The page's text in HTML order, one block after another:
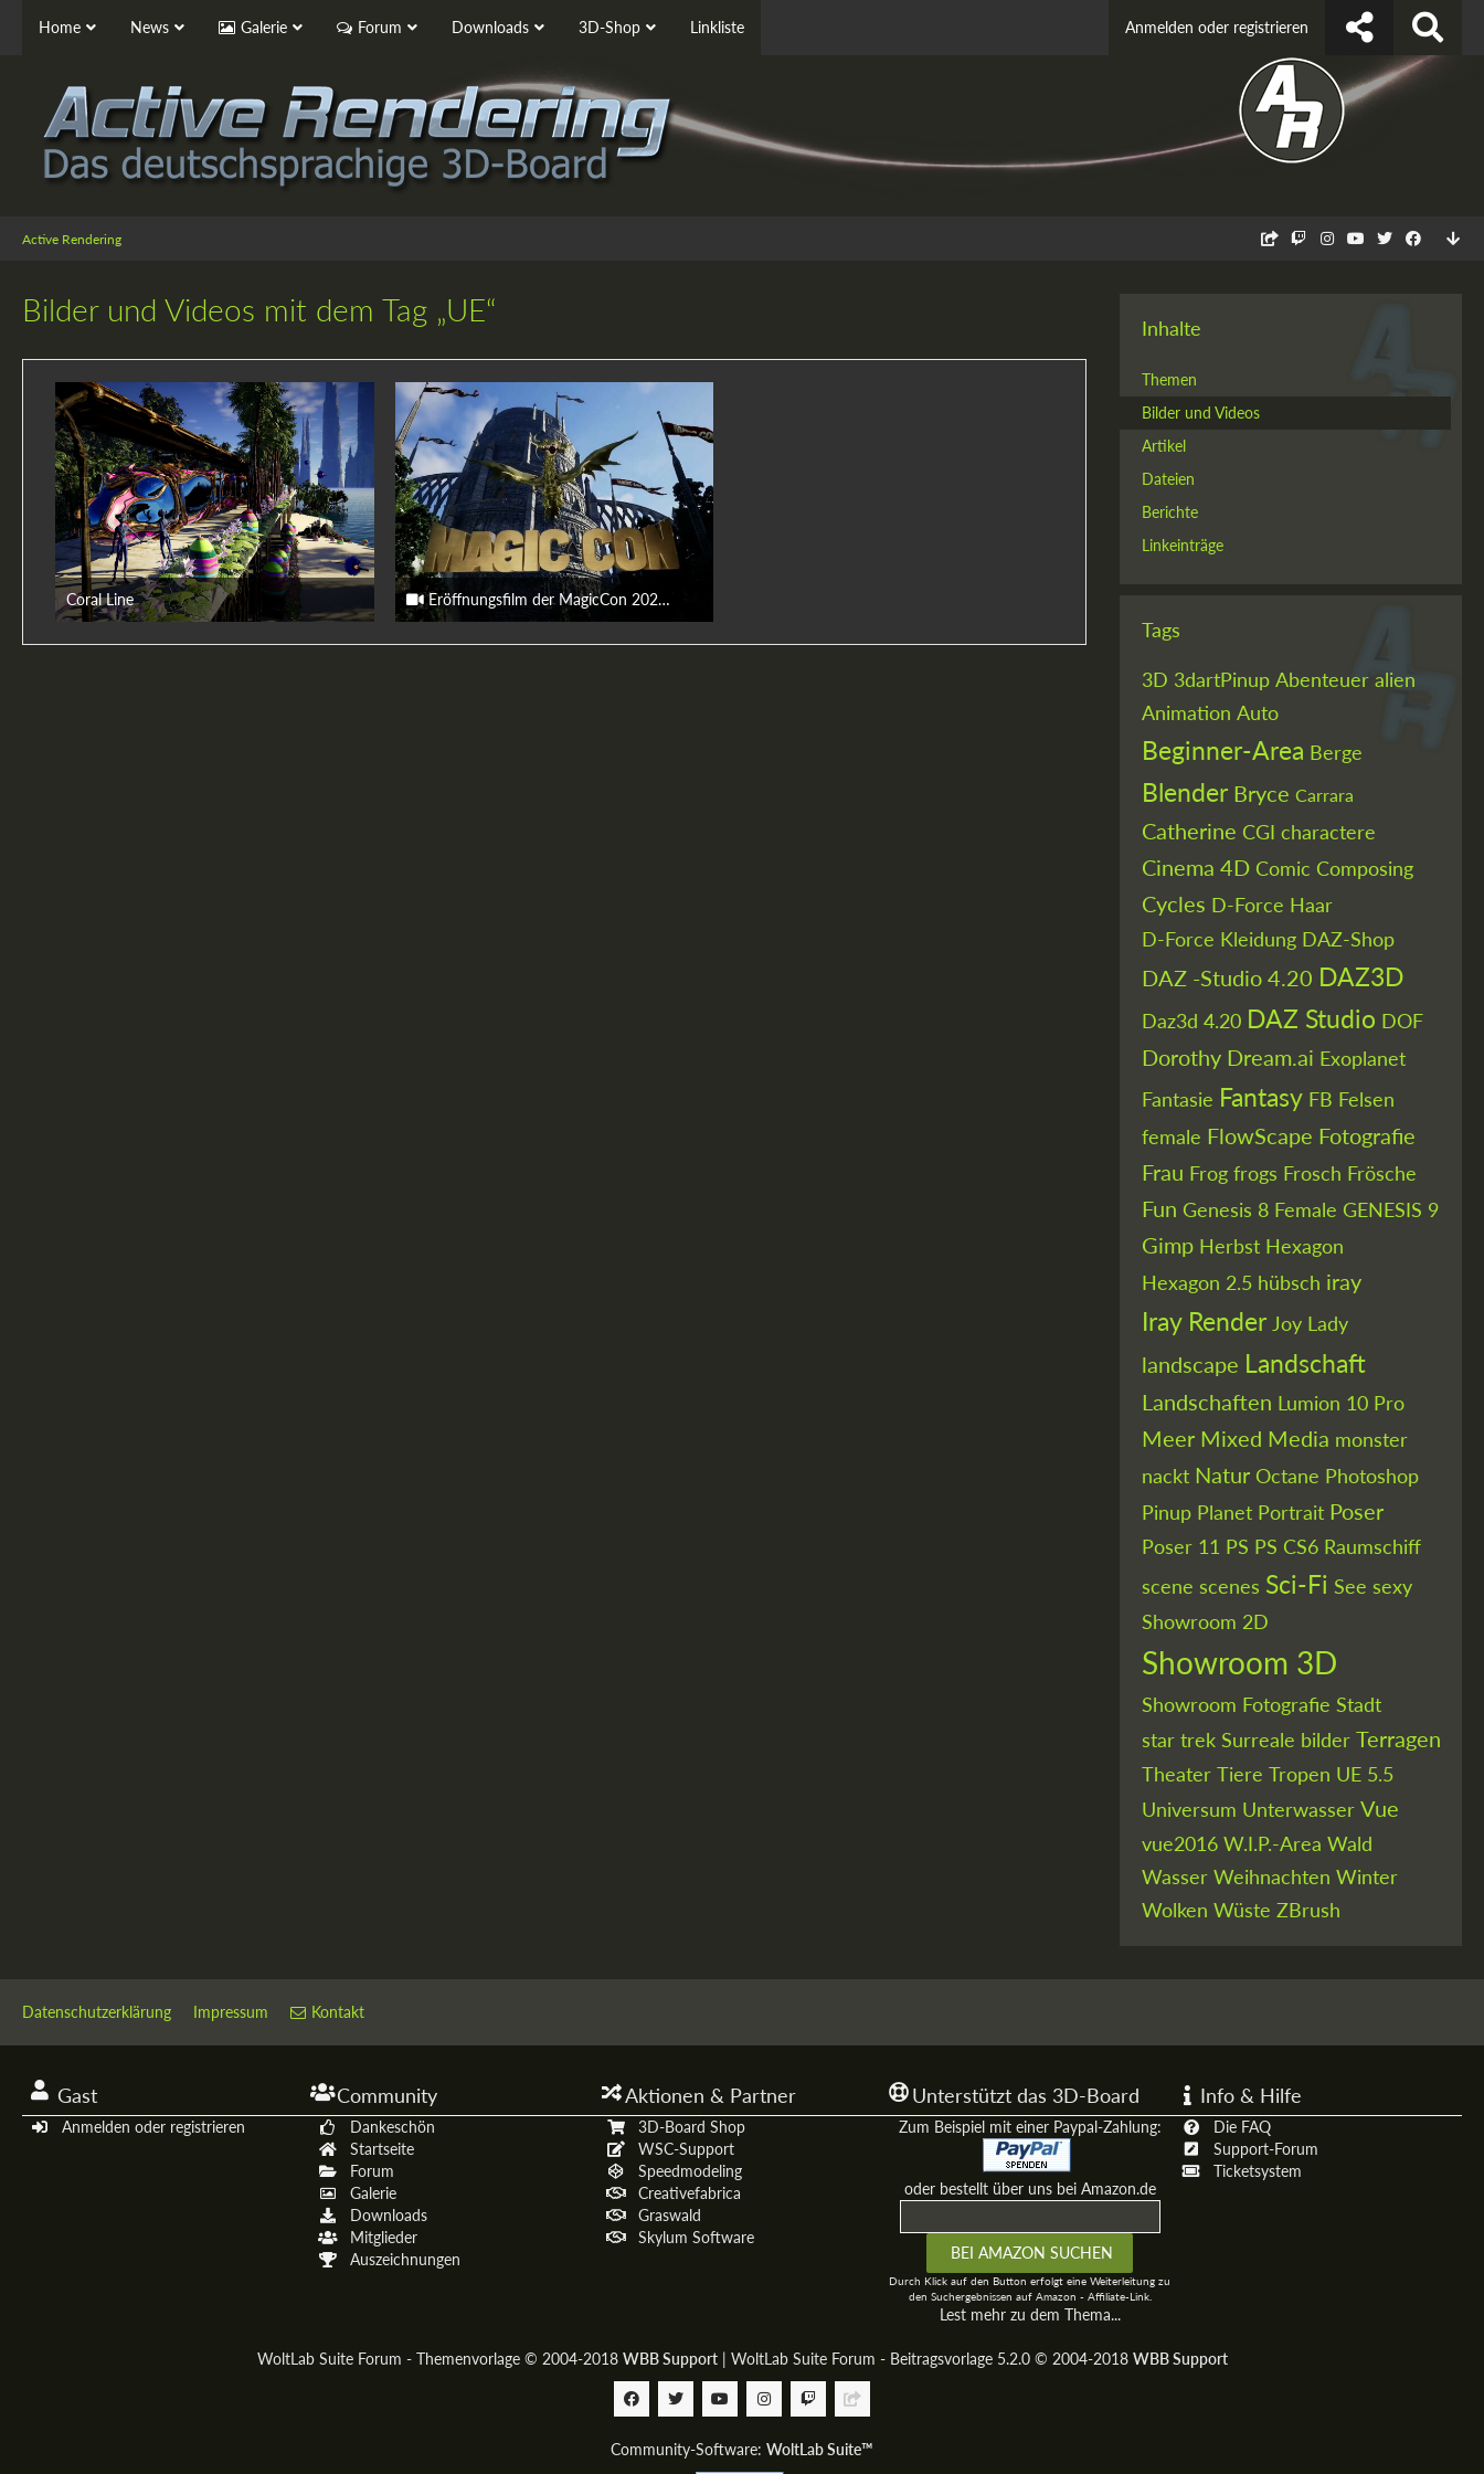
Home News Galerie Forum Downloads 3D-Shop Linkliste Anmelden oder registrieren
Active Rendering
Bilder und Videos mit dem Tag „UE“
Coral Line
9. April 2026
Eröffnungsfilm der MagicCon 2025 Bonn
28. September 2025
Inhalte
Themen
Bilder und Videos
Artikel
Dateien
Berichte
Linkeinträge
Tags
3D 3dartPinup Abenteuer alien
Animation Auto
Beginner-Area Berge
Blender Bryce Carrara
Catherine CGI charactere
Cinema 4D Comic Composing
Cycles D-Force Haar
D-Force Kleidung DAZ-Shop
DAZ -Studio 4.20 DAZ3D
Daz3d 4.20 DAZ Studio DOF
Dorothy Dream.ai Exoplanet
Fantasie Fantasy FB Felsen
female FlowScape Fotografie
Frau Frog frogs Frosch Frösche
Fun Genesis 8 Female GENESIS 9
Gimp Herbst Hexagon
Hexagon 2.5 hübsch iray
Iray Render Joy Lady
landscape Landschaft
Landschaften Lumion 10 Pro
Meer Mixed Media monster
nackt Natur Octane Photoshop
Pinup Planet Portrait Poser
Poser 11 PS PS CS6 Raumschiff
scene scenes Sci-Fi See sexy
Showroom 2D
Showroom 3D
Showroom Fotografie Stadt
star trek Surreale bilder Terragen
Theater Tiere Tropen UE 5.5
Universum Unterwasser Vue
vue2016 W.I.P.-Area Wald
Wasser Weihnachten Winter
Wolken Wüste ZBrush
Datenschutzerklärung Impressum Kontakt
Gast
Anmelden oder registrieren
Community
Dankeschön
Startseite
Forum
Galerie
Downloads
Mitglieder
Auszeichnungen
Aktionen & Partner
3D-Board Shop
WSC-Support
Speedmodeling
Creativefabrica
Graswald
Skylum Software
Unterstützt das 3D-Board
Zum Beispiel mit einer Paypal-Zahlung:
oder bestellt über uns bei Amazon.de
Durch Klick auf den Button erfolgt eine Weiterleitung zu
den Suchergebnissen auf Amazon - Affiliate-Link.
Lest mehr zu dem Thema...
Info & Hilfe
Die FAQ
Support-Forum
Ticketsystem
WoltLab Suite Forum - Themenvorlage © 2004-2018 WBB Support| WoltLab Suite Forum - Beitragsvorlage 5.2.0 © 2004-2018 WBB Support
Community-Software: WoltLab Suite™